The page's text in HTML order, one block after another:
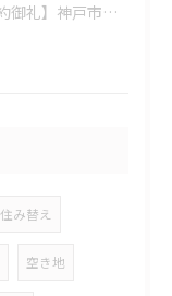
【成約御礼】神戸市西区
住み替え
空き地